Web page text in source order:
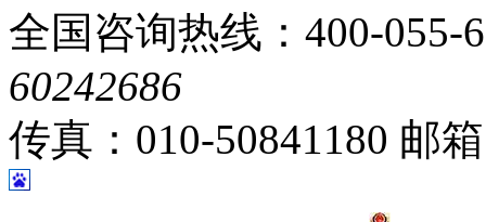
全国咨询热线：400-055-
60242686
传真：010-50841180 邮